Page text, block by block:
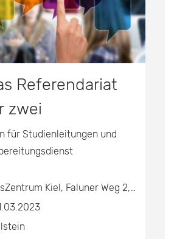
Referendariat
zwei
für Studienleitungen und
Kiel, Faluner Weg 2, 24109 Kiel